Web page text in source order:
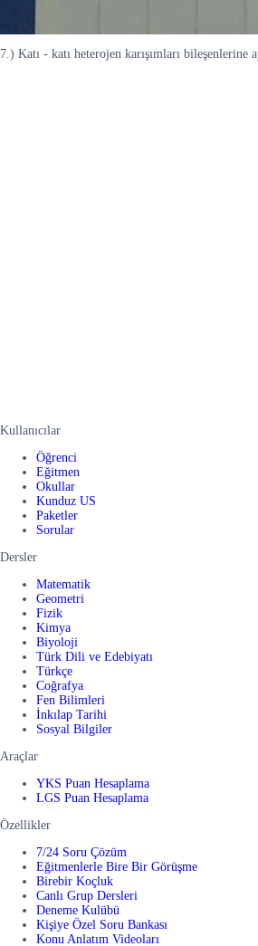
7.) Katı - katı heterojen karışımları
Kullanıcılar
Öğrenci
Eğitmen
Okullar
Kunduz US
Paketler
Sorular
Dersler
Matematik
Geometri
Fizik
Kimya
Biyoloji
Türk Dili ve Edebiyatı
Türkçe
Coğrafya
Fen Bilimleri
İnkılap Tarihi
Sosyal Bilgiler
Araçlar
YKS Puan Hesaplama
LGS Puan Hesaplama
Özellikler
7/24 Soru Çözüm
Eğitmenlerle Bire Bir Görüşme
Birebir Koçluk
Canlı Grup Dersleri
Deneme Kulübü
Kişiye Özel Soru Bankası
Konu Anlatım Videoları